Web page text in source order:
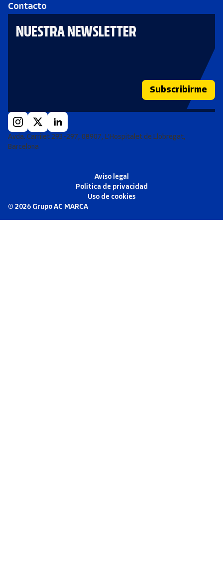
Contacto
NUESTRA NEWSLETTER
Subscribirme
Avda. Carrilet 293-297, 08907, L'Hospitalet de Llobregat,
Barcelona
Aviso legal
Politica de privacidad
Uso de cookies
© 2026 Grupo AC MARCA